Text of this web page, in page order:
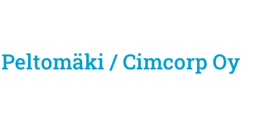
/ Cimcorp Oy